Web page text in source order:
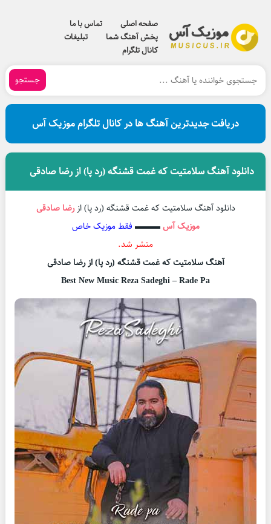
صفحه اصلی
تماس با ما
پخش آهنگ شما
تبلیغات
کانال تلگرام
جستجو
دریافت جدیدترین آهنگ ها در کانال تلگرام موزیک آس
دانلود آهنگ سلامتیت که غمت قشنگه (رد پا) از رضا صادقی
دانلود آهنگ سلامتیت که غمت قشنگه (رد پا) ازرضا صادقی
موزیک آس▬▬▬ فقط موزیک خاص
متشر شد.
آهنگ سلامتیت که غمت قشنگه (رد پا) از رضا صادقی
Best New Music Reza Sadeghi – Rade Pa